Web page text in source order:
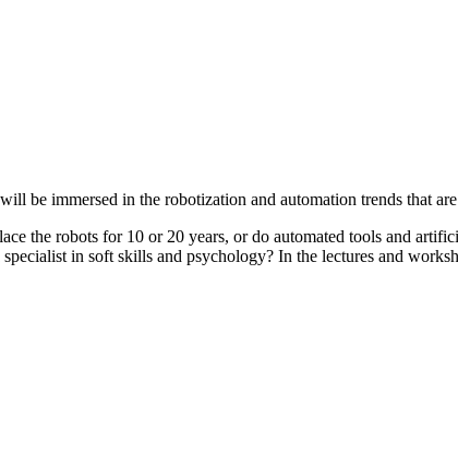
be immersed in the robotization and automation trends that
the robots for 10 or 20 years, or do automated tools and
in soft skills and psychology? In the lectures and